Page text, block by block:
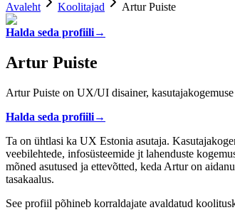
Avaleht
Koolitajad Artur Puiste
Halda seda profiili→
Artur Puiste
Artur Puiste on UX/UI disainer,
Halda seda profiili→
Ta on ühtlasi ka UX Estonia asutaja.
veebilehtede, infosüsteemide jt lahenduste
mõned asutused ja ettevõtted, keda Artur on
tasakaalus.
See profiil põhineb korraldajate avaldatud